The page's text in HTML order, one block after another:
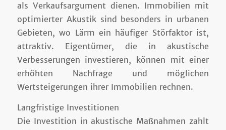
als Verkaufsargument dienen. Immobilien mit
optimierter Akustik sind besonders in urbanen
Gebieten, wo Lärm ein häufiger Störfaktor ist,
attraktiv. Eigentümer, die in akustische
Verbesserungen investieren, können mit einer
erhöhten Nachfrage und möglichen
Wertsteigerungen ihrer Immobilien rechnen.
Langfristige Investitionen
Die Investition in akustische Maßnahmen zahlt